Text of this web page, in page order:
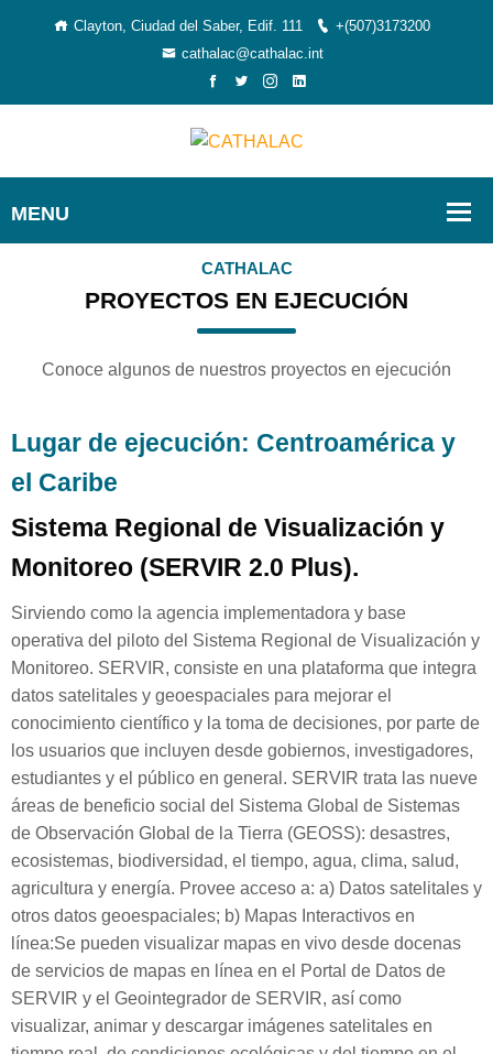
Clayton, Ciudad del Saber, Edif. 111
+(507)3173200
cathalac@cathalac.int
CATHALAC
PROYECTOS EN EJECUCIÓN
Conoce algunos de nuestros proyectos en ejecución
Lugar de ejecución: Centroamérica y
el Caribe
Sistema Regional de Visualización y
Monitoreo (SERVIR 2.0 Plus).
Sirviendo como la agencia implementadora y base
operativa del piloto del Sistema Regional de Visualización y
Monitoreo. SERVIR, consiste en una plataforma que integra
datos satelitales y geoespaciales para mejorar el
conocimiento científico y la toma de decisiones, por parte de
los usuarios que incluyen desde gobiernos, investigadores,
estudiantes y el público en general. SERVIR trata las nueve
áreas de beneficio social del Sistema Global de Sistemas
de Observación Global de la Tierra (GEOSS): desastres,
ecosistemas, biodiversidad, el tiempo, agua, clima, salud,
agricultura y energía. Provee acceso a: a) Datos satelitales y
otros datos geoespaciales; b) Mapas Interactivos en
línea:Se pueden visualizar mapas en vivo desde docenas
de servicios de mapas en línea en el Portal de Datos de
SERVIR y el Geointegrador de SERVIR, así como
visualizar, animar y descargar imágenes satelitales en